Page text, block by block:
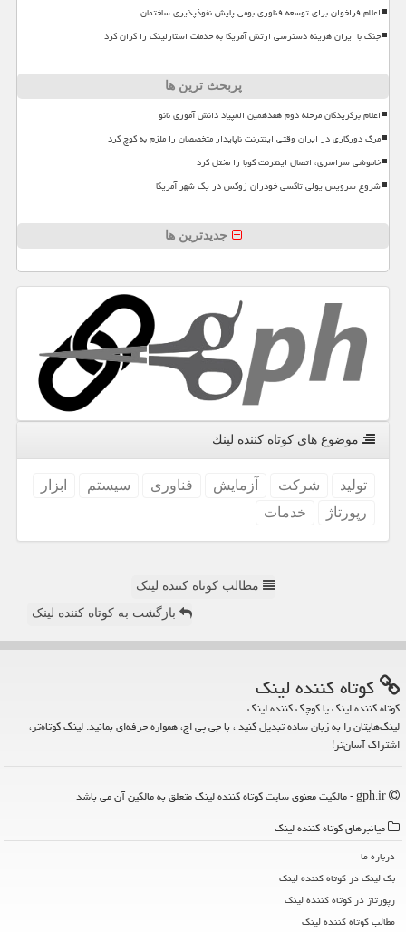
اعلام فراخوان برای توسعه فناوری بومی پایش نفوذپذیری ساختمان
جنگ با ایران هزینه دسترسی ارتش آمریکا به خدمات استارلینک را گران کرد
پربحث ترین ها
اعلام برگزیدگان مرحله دوم هفدهمین المپیاد دانش آموزی نانو
مرگ دورکاری در ایران وقتی اینترنت ناپایدار متخصصان را ملزم به کوچ کرد
خاموشی سراسری، اتصال اینترنت کوبا را مختل کرد
شروع سرویس پولی تاکسی خودران زوکس در یک شهر آمریکا
جدیدترین ها
موضوع های كوتاه كننده لینك
تولید شركت آزمایش فناوری سیستم
ابزار
رپورتاژ
خدمات
مطالب کوتاه کننده لینک
بازگشت به کوتاه کننده لینک
كوتاه كننده لینك
کوتاه کننده لینک یا کوچک کننده لینک
لینک‌هایتان را به زبان ساده تبدیل کنید ، با جی پی اچ، همواره حرفه‌ای بمانید. لینک کوتاه‌تر،
اشتراک آسان‌تر!
میانبرهای كوتاه كننده لینك
درباره ما
بک لینک در كوتاه كننده لینك
رپورتاژ در كوتاه كننده لینك
مطالب كوتاه كننده لینك